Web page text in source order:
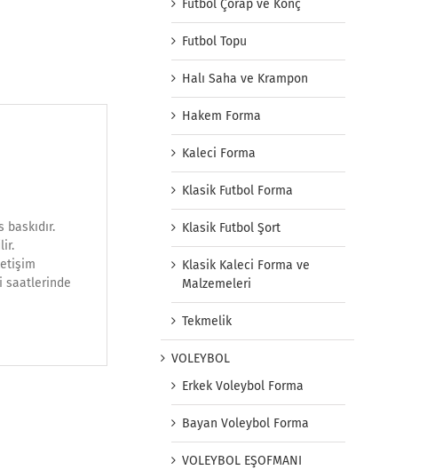
saatlerinde
Futbol Çorap ve Konç
Futbol Topu
Halı Saha ve Krampon
Hakem Forma
Kaleci Forma
Klasik Futbol Forma
Klasik Futbol Şort
Klasik Kaleci Forma ve
Malzemeleri
Tekmelik
VOLEYBOL
Erkek Voleybol Forma
Bayan Voleybol Forma
VOLEYBOL EŞOFMANI